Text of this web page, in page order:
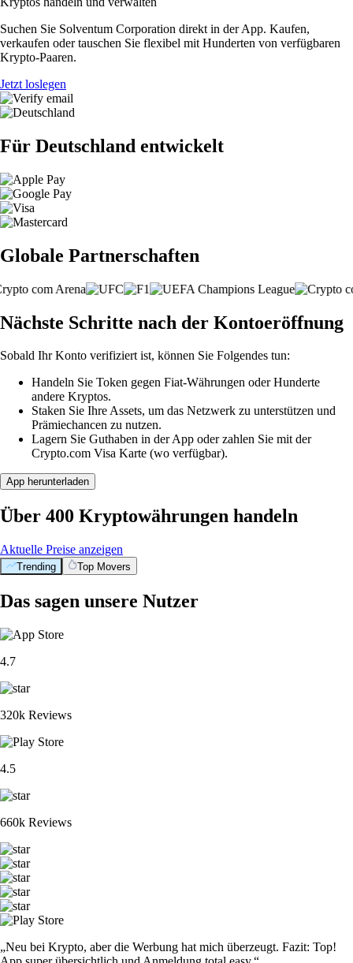
Suchen Sie Solventum Corporation direkt in der App. Kaufen,
verkaufen oder tauschen Sie flexibel mit Hunderten von verfügbaren
Krypto-Paaren.
Jetzt loslegen
Für Deutschland entwickelt
Globale Partnerschaften
Nächste Schritte nach der Kontoeröffnung
Sobald Ihr Konto verifiziert ist, können Sie Folgendes tun:
Handeln Sie Token gegen Fiat-Währungen oder Hunderte
andere Kryptos.
Staken Sie Ihre Assets, um das Netzwerk zu unterstützen und
Prämiechancen zu nutzen.
Lagern Sie Guthaben in der App oder zahlen Sie mit der
Crypto.com Visa Karte (wo verfügbar).
App herunterladen
Über 400 Kryptowährungen handeln
Aktuelle Preise anzeigen
Trending Top Movers
Das sagen unsere Nutzer
4.7
320k Reviews
4.5
660k Reviews
„Neu bei Krypto, aber die Werbung hat mich überzeugt. Fazit: Top!